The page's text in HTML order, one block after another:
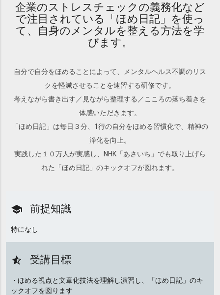
企業のストレスチェックの義務化など
で注目されている「ほめ日記」を使っ
て、自身のメンタルを整える方法を学
びます。
自分で自分をほめることによって、メンタルヘルス不調のリス
クを軽減させることを速習する研修です。
考えながら書き出す／見ながら整理する／こころの落ち着きを
体感いただきます。
「ほめ日記」は毎日３分、1行の自分をほめる習慣化で、精神の
浄化を向上。
実践した１０万人が実感し、NHK「あさいち」でも取り上げら
れた「ほめ日記」のキックオフが図れます。
school 前提知識
特になし
star_half 受講目標
・ほめる視点と文章化技法を理解し演習し、「ほめ日記」のキ
ックオフを図ります